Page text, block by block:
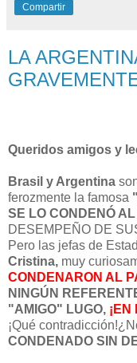
Compartir
LA
Queridos amigos y
Brasil y Argentina
ferozmente la famosa
SE LO CONDENÓ
DESEMPEÑO DE
Pero las jefas de
Cristina, muy
CONDENARON AL
NINGÚN
"AMIGO" LUGO, ¡EN
¡Qué
CONDENADO SIN